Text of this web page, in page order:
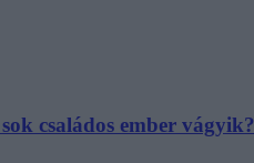
családos ember vágyik?